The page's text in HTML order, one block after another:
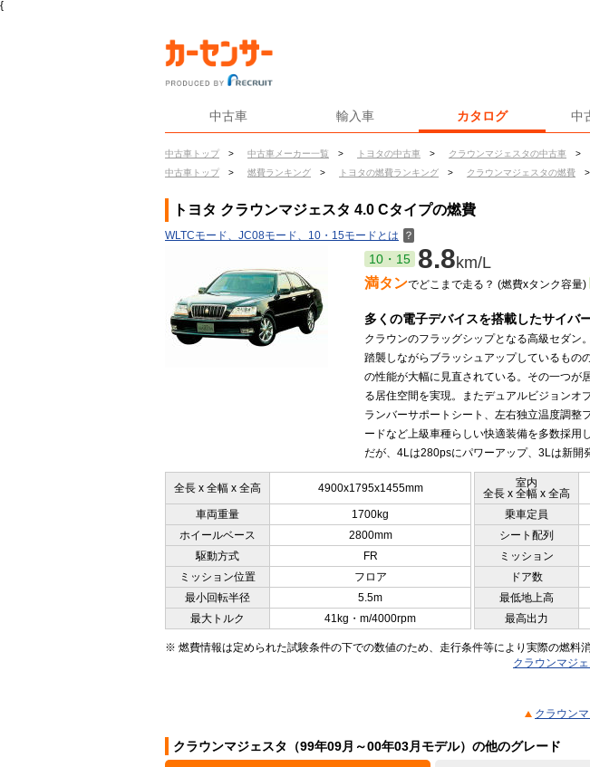
{
中古車 輸入車 カタログ 中
中古車トップ > 中古車メーカー一覧 > トヨタの中古車 > クラウンマジェスタの中古車 >
中古車トップ
> 燃費ランキング > トヨタの燃費ランキング > クラウンマジェスタの燃費 >
トヨタ クラウンマジェスタ 4.0 Cタイプの燃費
WLTCモード、JC08モード、10・15モードとは ？
10・15 8.8km/L
満タンでどこまで走る？ (燃費xタンク容量)
多くの電子デバイスを搭載したサイバ
クラウンのフラッグシップとなる高級セダン
踏襲しながらブラッシュアップしているもの
の性能が大幅に見直されている。その一つが
る居住空間を実現。またデュアルビジョンオ
ランバーサポートシート、左右独立温度調整
ードなど上級車種らしい快適装備を多数採用
だが、4Lは280psにパワーアップ、3Lは新開
全長 x 全幅 x 全高 4900x1795x1455mm
室内
全長 x 全幅 x 全高
車両重量 1700kg 乗車定員
ホイールベース
2800mm シート配列
駆動方式
FR ミッション
ミッション位置
フロア ドア数
最小回転半径
5.5m 最低地上高
最大トルク
41kg・m/4000rpm 最高出力
※ 燃費情報は定められた試験条件の下での数値のため、走行条件等により実際の燃料
クラウンマジ
クラウン
クラウンマジェスタ（99年09月～00年03月モデル）の他のグレード